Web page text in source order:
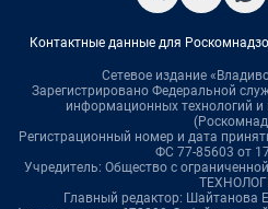
Контактные данные для
Сетевое издание
Зарегистрировано Федеральной
информационных технологий
Регистрационный номер и дата
ФС 77-85603 от
Учредитель: Общество с
Главный редактор: Шайтанова